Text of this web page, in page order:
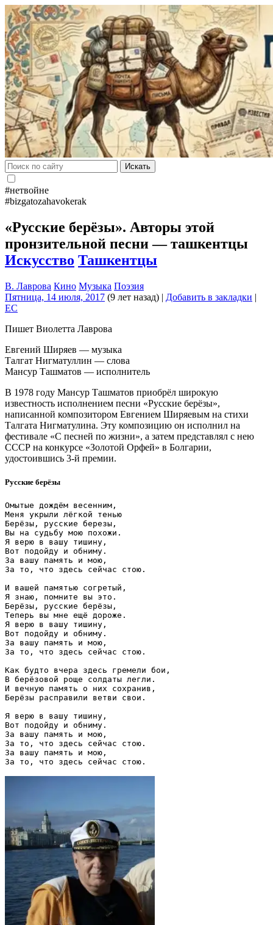
Искать
#нетвойне
#bizgatozahavokerak
«Русские берёзы». Авторы этой
пронзительной песни — ташкентцы
Искусство Ташкентцы
В. Лаврова Кино Музыка Поэзия
Пятница, 14 июля, 2017 (9 лет назад) | Добавить в закладки |
EC
Пишет Виолетта Лаврова
Евгений Ширяев — музыка
Талгат Нигматуллин — слова
Мансур Ташматов — исполнитель
В 1978 году Мансур Ташматов приобрёл широкую
известность исполнением песни «Русские берёзы»,
написанной композитором Евгением Ширяевым на стихи
Талгата Нигматулина. Эту композицию он исполнил на
фестивале «С песней по жизни», а затем представлял с нею
СССР на конкурсе «Золотой Орфей» в Болгарии,
удостоившись 3-й премии.
Русские берёзы
Омытые дождём весенним,
Меня укрыли лёгкой тенью
Берёзы, русские березы,
Вы на судьбу мою похожи.
Я верю в вашу тишину,
Вот подойду и обниму.
За вашу память и мою,
За то, что здесь сейчас стою.
И вашей памятью согретый,
Я знаю, помните вы это.
Берёзы, русские берёзы,
Теперь вы мне ещё дороже.
Я верю в вашу тишину,
Вот подойду и обниму.
За вашу память и мою,
За то, что здесь сейчас стою.
Как будто вчера здесь гремели бои,
В берёзовой роще солдаты легли.
И вечную память о них сохранив,
Берёзы расправили ветви свои.
Я верю в вашу тишину,
Вот подойду и обниму.
За вашу память и мою,
За то, что здесь сейчас стою.
За вашу память и мою,